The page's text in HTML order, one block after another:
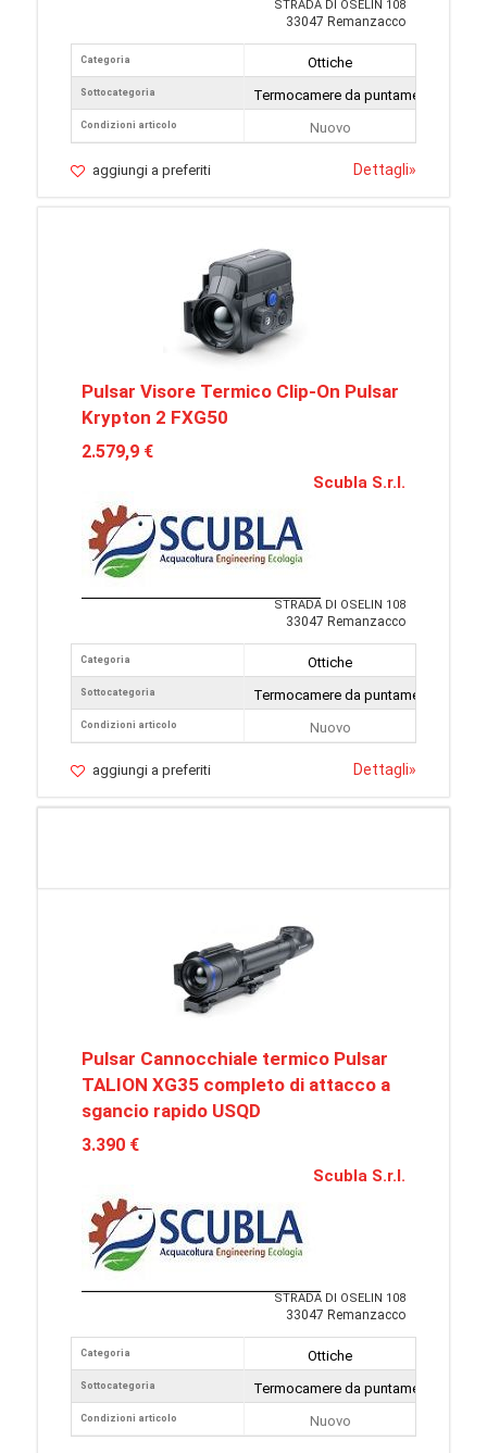
STRADA DI OSELIN 108
33047 Remanzacco
Categoria
Sottocategoria
Condizioni articolo
Ottiche
Termocamere da puntamento
Nuovo
aggiungi a preferiti Dettagli»
Pulsar Visore Termico Clip-On Pulsar
Krypton 2 FXG50
2.579,9 €
Scubla S.r.l.
STRADA DI OSELIN 108
33047 Remanzacco
Categoria
Sottocategoria
Condizioni articolo
Ottiche
Termocamere da puntamento
Nuovo
aggiungi a preferiti Dettagli»
Pulsar Cannocchiale termico Pulsar
TALION XG35 completo di attacco a
sgancio rapido USQD
3.390 €
Scubla S.r.l.
STRADA DI OSELIN 108
33047 Remanzacco
Categoria
Sottocategoria
Condizioni articolo
Ottiche
Termocamere da puntamento
Nuovo